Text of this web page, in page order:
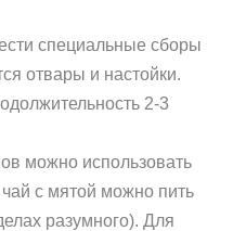
специальные сборы
отвары и настойки.
2-3
можно использовать
с мятой можно пить
разумного). Для